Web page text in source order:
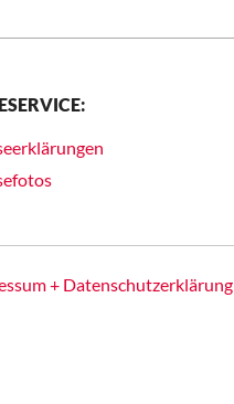
+ Datenschutzerklärung